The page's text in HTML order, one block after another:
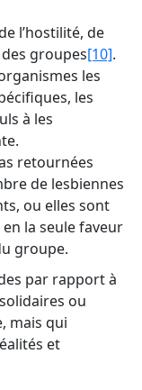
l’hostilité, de
groupes[10].
les
les
à les
retournées
de lesbiennes
ou elles sont
la seule faveur
groupe.
par rapport à
ou
mais qui
et